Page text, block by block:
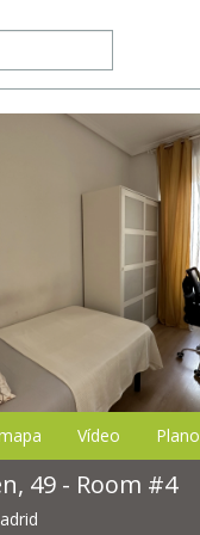
Vídeo Plano
49 - Room #4